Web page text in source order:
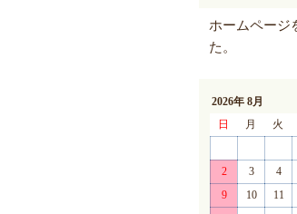
ホームページ
た。
2026年 8月
日
月 火
2
3 4
9
10 11